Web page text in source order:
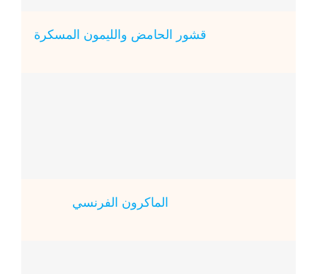
قشور الحامض والليمون المسكرة
الماكرون الفرنسي